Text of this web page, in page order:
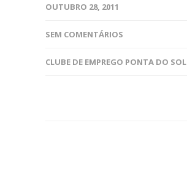
OUTUBRO 28, 2011
SEM COMENTÁRIOS
CLUBE DE EMPREGO PONTA DO SOL